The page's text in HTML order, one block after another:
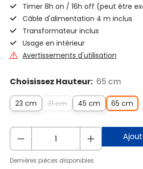
Timer 8h on / 16h off (peut être
Câble d'alimentation 4 m inclus
Transformateur inclus
Usage en intérieur
Avertissements d'utilisation
Choisissez Hauteur: 65 cm
23 cm 31 cm 45 cm 65 cm
Dernières pièces disponibles